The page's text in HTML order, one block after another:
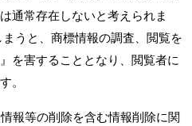
通常存在しないと考えられま
うと、商標情報の調査、閲覧を
を害することとなり、閲覧者に
。
報等の削除を含む情報削除に関